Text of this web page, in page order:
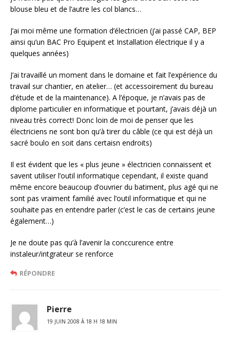
blouse bleu et de l’autre les col blancs…
J’ai moi même une formation d’électricien (j’ai passé CAP, BEP
ainsi qu’un BAC Pro Equipent et Installation électrique il y a
quelques années)
J’ai travaillé un moment dans le domaine et fait l’expérience du
travail sur chantier, en atelier… (et accessoirement du bureau
d’étude et de la maintenance). A l’époque, je n’avais pas de
diplome particulier en informatique et pourtant, j’avais déjà un
niveau très correct! Donc loin de moi de penser que les
électriciens ne sont bon qu’à tirer du câble (ce qui est déjà un
sacré boulo en soit dans certaisn endroits)
Il est évident que les « plus jeune » électricien connaissent et
savent utiliser l’outil informatique cependant, il existe quand
même encore beaucoup d’ouvrier du batiment, plus agé qui ne
sont pas vraiment familié avec l’outil informatique et qui ne
souhaite pas en entendre parler (c’est le cas de certains jeune
également…)
Je ne doute pas qu’à l’avenir la conccurence entre
instaleur/intgrateur se renforce
RÉPONDRE
Pierre
19 JUIN 2008 À 18 H 18 MIN